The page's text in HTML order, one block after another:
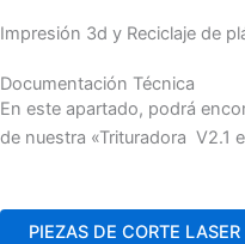
Impresión 3d y Reciclaje de
Documentación Técnica
En este apartado, podrá
de nuestra «Trituradora V2.1
PIEZAS DE CORTE LASER